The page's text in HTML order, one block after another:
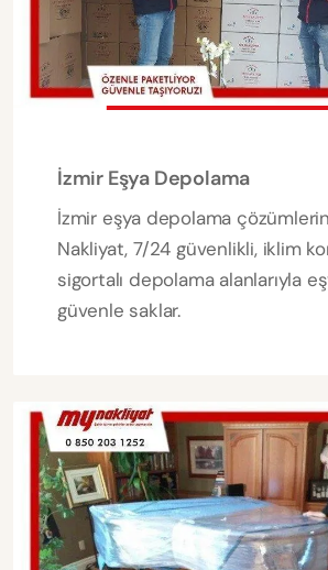
İzmir Eşya Depolama
İzmir eşya depolama
Nakliyat, 7/24 güvenlikli, iklim
sigortalı depolama alanlarıyla
güvenle saklar.